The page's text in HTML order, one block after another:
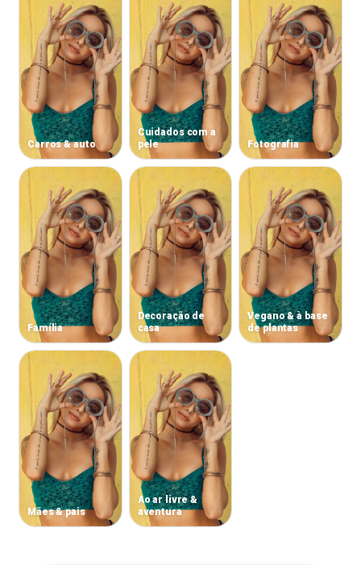
Carros & auto
Cuidados com a
pele
Fotografia
Família
Decoração de
casa
Vegano & à base
de plantas
Mães & pais
Ao ar livre &
aventura